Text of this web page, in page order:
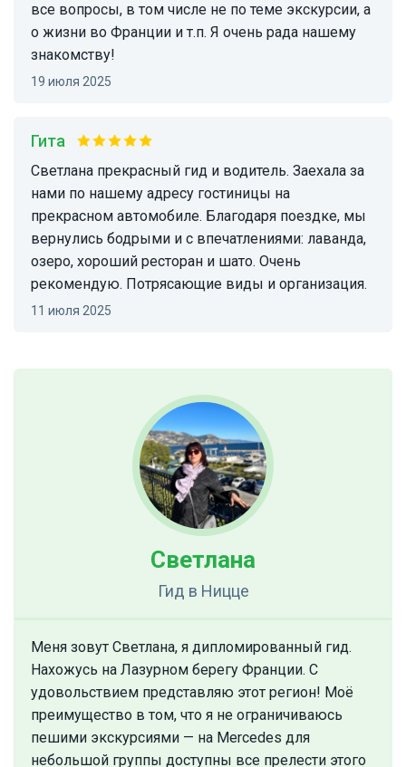
все вопросы, в том числе не по теме экскурсии, а
о жизни во Франции и т.п. Я очень рада нашему
знакомству!
19 июля 2025
Гита
Светлана прекрасный гид и водитель. Заехала за
нами по нашему адресу гостиницы на
прекрасном автомобиле. Благодаря поездке, мы
вернулись бодрыми и с впечатлениями: лаванда,
озеро, хороший ресторан и шато. Очень
рекомендую. Потрясающие виды и организация.
11 июля 2025
Светлана
Гид в Ницце
Меня зовут Светлана, я дипломированный гид.
Нахожусь на Лазурном берегу Франции. С
удовольствием представляю этот регион! Моё
преимущество в том, что я не ограничиваюсь
пешими экскурсиями — на Mercedes для
небольшой группы доступны все прелести этого